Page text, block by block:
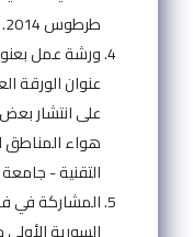
طرطوس 2014.
ورشة عمل
عنوان الورقة
على انتشار
هواء المناطق
التقنية - جامعة
المشاركة في